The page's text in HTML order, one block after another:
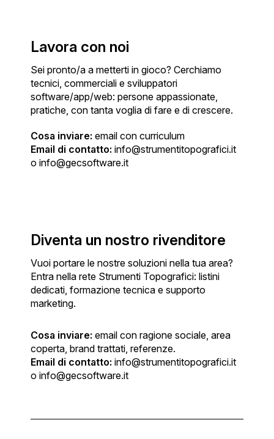
Lavora con noi
Sei pronto/a a metterti in gioco? Cerchiamo
tecnici, commerciali e sviluppatori
software/app/web: persone appassionate,
pratiche, con tanta voglia di fare e di crescere.
Cosa inviare: email con curriculum
Email di contatto: info@strumentitopografici.it
o info@gecsoftware.it
Diventa un nostro rivenditore
Vuoi portare le nostre soluzioni nella tua area?
Entra nella rete Strumenti Topografici: listini
dedicati, formazione tecnica e supporto
marketing.
Cosa inviare: email con ragione sociale, area
coperta, brand trattati, referenze.
Email di contatto: info@strumentitopografici.it
o info@gecsoftware.it